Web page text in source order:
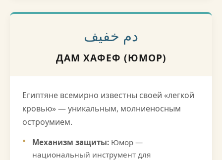
دم خفيف
ДАМ ХАФЕФ (ЮМОР)
Египтяне всемирно известны своей «легкой
кровью» — уникальным, молниеносным
остроумием.
Механизм защиты: Юмор —
национальный инструмент для